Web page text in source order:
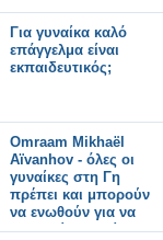
Για γυναίκα καλό
επάγγελμα είναι
εκπαιδευτικός;
Omraam Mikhaël
Aïvanhov - όλες οι
γυναίκες στη Γη
πρέπει και μπορούν
να ενωθούν για να
σχηματίσουν μία